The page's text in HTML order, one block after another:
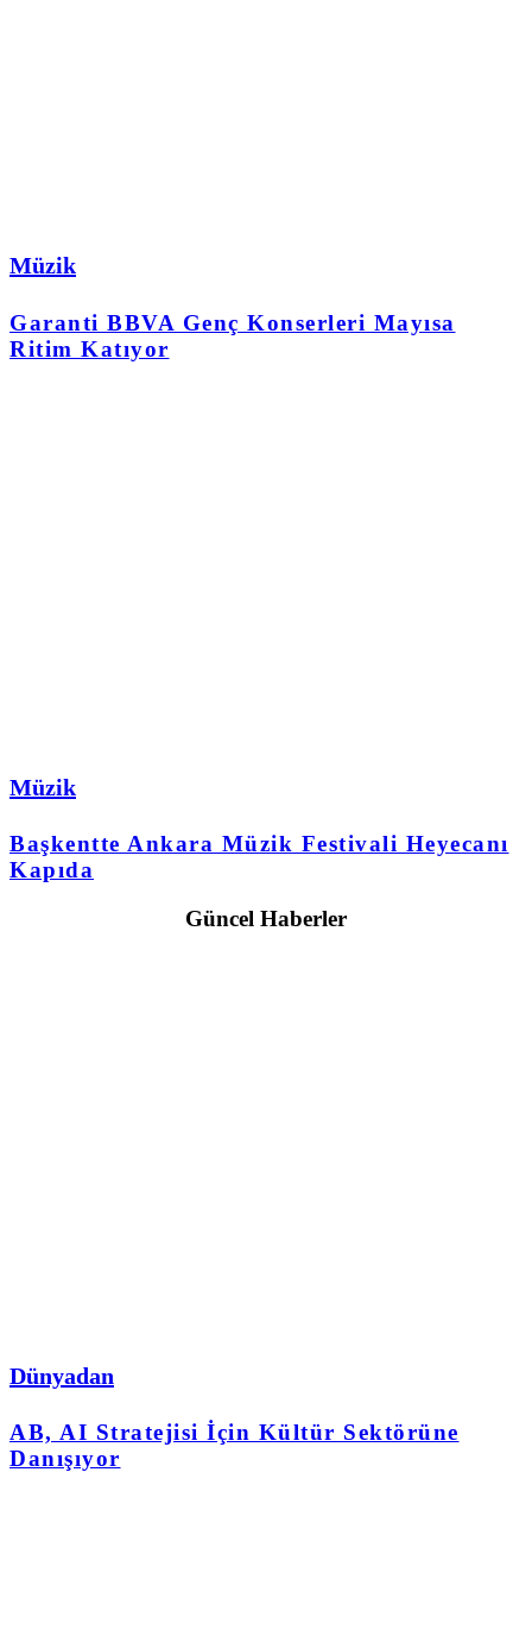
Müzik
Garanti BBVA Genç Konserleri Mayısa
Ritim Katıyor
Müzik
Başkentte Ankara Müzik Festivali Heyecanı
Kapıda
Güncel Haberler
Dünyadan
AB, AI Stratejisi İçin Kültür Sektörüne
Danışıyor